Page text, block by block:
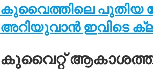
കുവൈത്തിലെ പുതിയ
അറിയുവാൻ ഇവിടെ
കുവൈറ്റ്